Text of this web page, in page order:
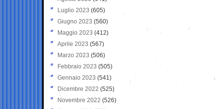
Luglio 2023 (605)
Giugno 2023 (560)
Maggio 2023 (412)
Aprile 2023 (567)
Marzo 2023 (506)
Febbraio 2023 (505)
Gennaio 2023 (541)
Dicembre 2022 (525)
Novembre 2022 (526)